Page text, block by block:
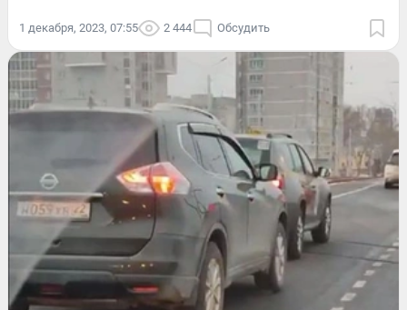
1 декабря, 2023, 07:55 2 444 Обсудить